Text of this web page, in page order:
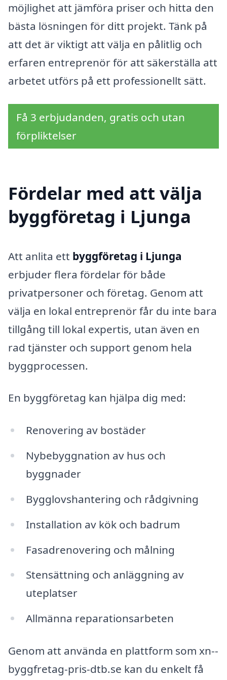
möjlighet att jämföra priser och hitta den
bästa lösningen för ditt projekt. Tänk på
att det är viktigt att välja en pålitlig och
erfaren entreprenör för att säkerställa att
arbetet utförs på ett professionellt sätt.
Få 3 erbjudanden, gratis och utan
förpliktelser
Fördelar med att välja
byggföretag i Ljunga
Att anlita ett byggföretag i Ljunga
erbjuder flera fördelar för både
privatpersoner och företag. Genom att
välja en lokal entreprenör får du inte bara
tillgång till lokal expertis, utan även en
rad tjänster och support genom hela
byggprocessen.
En byggföretag kan hjälpa dig med:
Renovering av bostäder
Nybebyggnation av hus och
byggnader
Bygglovshantering och rådgivning
Installation av kök och badrum
Fasadrenovering och målning
Stensättning och anläggning av
uteplatser
Allmänna reparationsarbeten
Genom att använda en plattform som xn--
byggfretag-pris-dtb.se kan du enkelt få